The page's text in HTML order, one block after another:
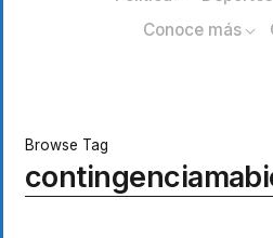
Conoce más
Browse Tag